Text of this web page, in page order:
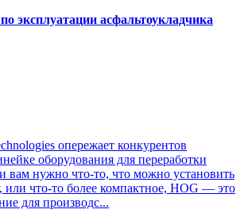
эксплуатации асфальтоукладчика
опережает конкурентов
оборудования для переработки
вам нужно что-то, что можно установить
или что-то более компактное, HOG — это
для производс...